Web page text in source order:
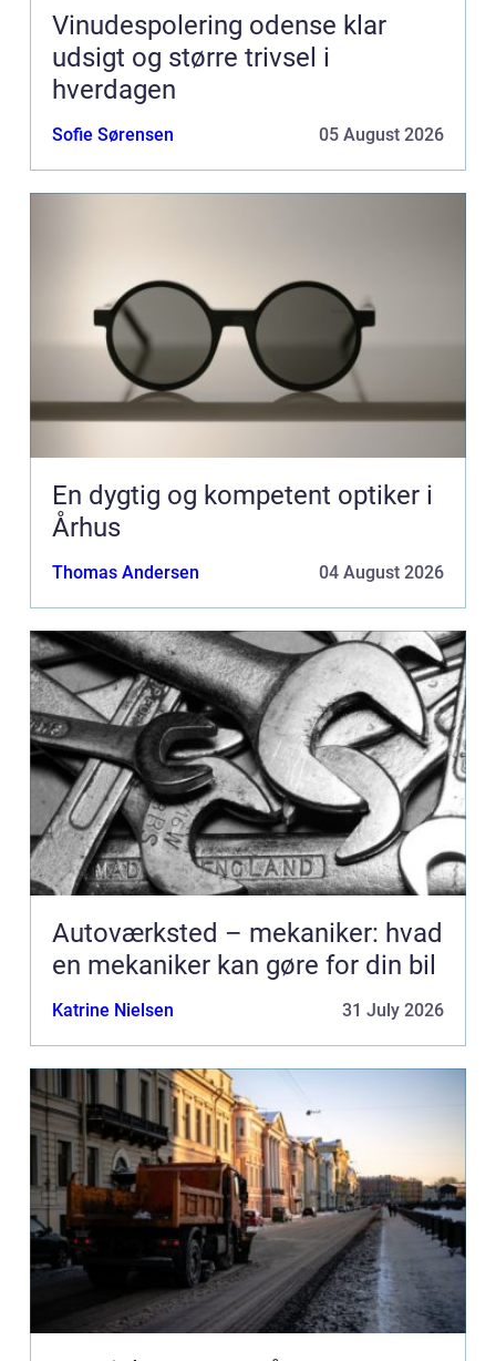
Vinudespolering odense klar
udsigt og større trivsel i
hverdagen
Sofie Sørensen 05 August 2026
En dygtig og kompetent optiker i
Århus
Thomas Andersen 04 August 2026
Autoværksted – mekaniker: hvad
en mekaniker kan gøre for din bil
Katrine Nielsen 31 July 2026